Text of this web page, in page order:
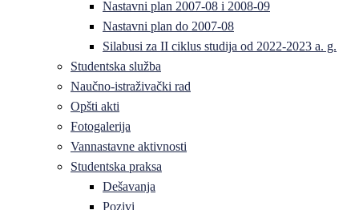
Nastavni plan 2007-08 i 2008-09
Nastavni plan do 2007-08
Silabusi za II ciklus studija od 2022-2023 a. g.
Studentska služba
Naučno-istraživački rad
Opšti akti
Fotogalerija
Vannastavne aktivnosti
Studentska praksa
Dešavanja
Pozivi